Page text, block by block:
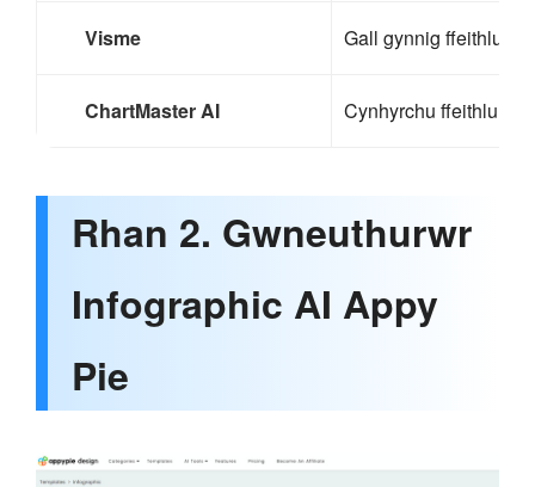
Visme Gall gynnig
ChartMaster AI Cynhyrchu
Rhan 2. Gwneuthurwr
Infographic AI Appy
Pie